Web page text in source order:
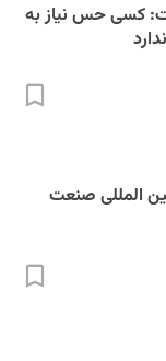
کسی حس نیاز به
المللی صنعت